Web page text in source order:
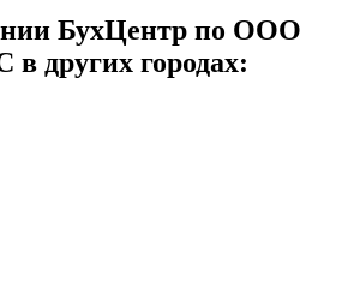
БухЦентр по ООО
других городах: